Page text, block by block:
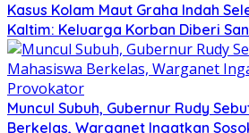
Kasus Kolam Maut Graha Indah
Kaltim: Keluarga Korban Diberi
Muncul Subuh, Gubernur Rudy
Berkelas, Warganet Ingatkan